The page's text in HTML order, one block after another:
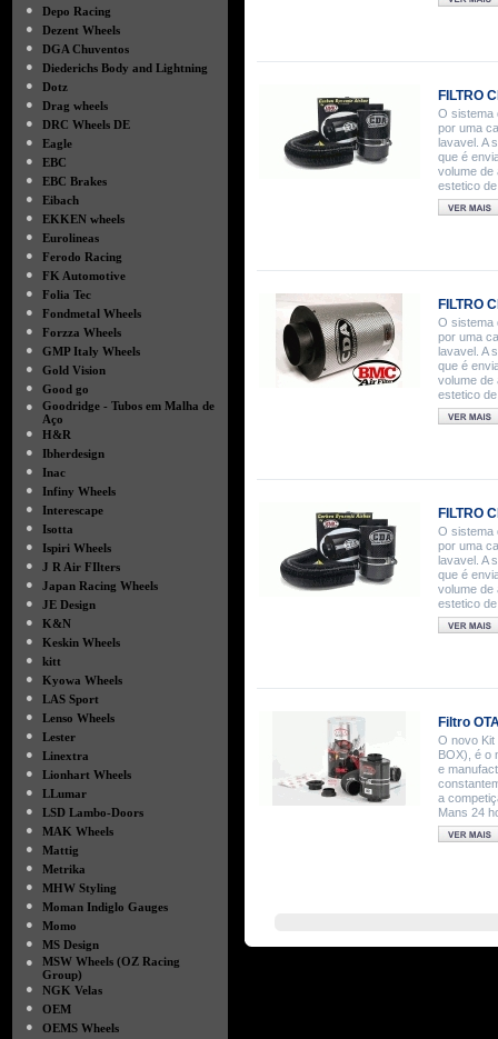
●
Depo Racing
●
Dezent Wheels
●
DGA Chuventos
●
Diederichs Body and Lightning
●
Dotz
●
Drag wheels
●
DRC Wheels DE
●
Eagle
●
EBC
●
EBC Brakes
●
Eibach
●
EKKEN wheels
●
Eurolineas
●
Ferodo Racing
●
FK Automotive
●
Folia Tec
●
Fondmetal Wheels
●
Forzza Wheels
●
GMP Italy Wheels
●
Gold Vision
●
Good go
●
Goodridge - Tubos em Malha de
Aço
●
H&R
●
Ibherdesign
●
Inac
●
Infiny Wheels
●
Interescape
●
Isotta
●
Ispiri Wheels
●
J R Air FIlters
●
Japan Racing Wheels
●
JE Design
●
K&N
●
Keskin Wheels
●
kitt
●
Kyowa Wheels
●
LAS Sport
●
Lenso Wheels
●
Lester
●
Linextra
●
Lionhart Wheels
●
LLumar
●
LSD Lambo-Doors
●
MAK Wheels
●
Mattig
●
Metrika
●
MHW Styling
●
Moman Indiglo Gauges
●
Momo
●
MS Design
●
MSW Wheels (OZ Racing
Group)
●
NGK Velas
●
OEM
●
OEMS Wheels
FILTRO
O sistema
por uma
lavavel. A
que é
volume de
estetico
FILTRO
O sistema
por uma
lavavel. A
que é
volume de
estetico
FILTRO
O sistema
por uma
lavavel. A
que é
volume de
estetico
Filtro
O novo Kit
BOX), é o
e
a
Mans 24